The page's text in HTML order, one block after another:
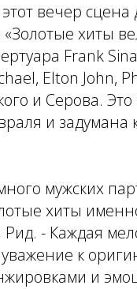
вечер сцена
хиты
Frank
Elton John,
и Серова. Это
и задумана
мужских
хиты
- Каждая
к
и